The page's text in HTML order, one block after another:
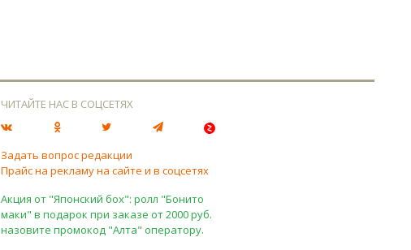
ЧИТАЙТЕ НАС В СОЦСЕТЯХ
Задать вопрос редакции
Прайс на рекламу на сайте и в соцсетях
Акция от "Японский бох": ролл "Бонито
маки" в подарок при заказе от 2000 руб.
назовите промокод "Алта" оператору.